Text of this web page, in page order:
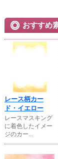
おすすめ
レース柄カー
ド・イエロー
レースマスキング
に着色したイメー
ジのカー...